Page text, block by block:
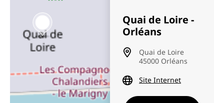
Quai de Loire -
Orléans
Quai de Loire
45000 Orléans
Site Internet